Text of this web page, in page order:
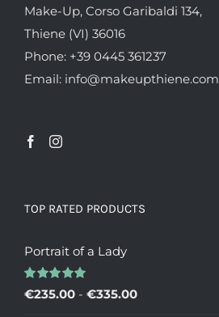
Make-Up, Corso Garibaldi 134,
Thiene (VI) 36016
Phone: +39 0445 361237
Email: info@makeupthiene.com
TOP RATED PRODUCTS
Portrait of a Lady
Valutato
5.00 su 5
€235.00 - €335.00Fascia